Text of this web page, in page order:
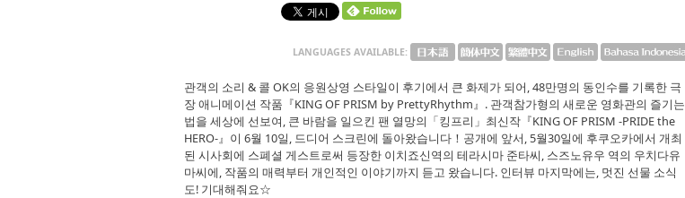
LANGUAGES AVAILABLE:
관객의 소리 & 콜 OK의 응원상영 스타일이 후기에서 큰 화제가 되어, 48만명의 동인수를 기록한 극
장 애니메이션 작품『KING OF PRISM by PrettyRhythm』. 관객참가형의 새로운 영화관의 즐기는
법을 세상에 선보여, 큰 바람을 일으킨 팬 열망의「킹프리」최신작『KING OF PRISM -PRIDE the
HERO-』이 6월 10일, 드디어 스크린에 돌아왔습니다！공개에 앞서, 5월30일에 후쿠오카에서 개최
된 시사회에 스폐셜 게스트로써 등장한 이치죠신역의 테라시마 준타씨, 스즈노유우 역의 우치다유
마씨에, 작품의 매력부터 개인적인 이야기까지 듣고 왔습니다. 인터뷰 마지막에는, 멋진 선물 소식
도! 기대해줘요☆